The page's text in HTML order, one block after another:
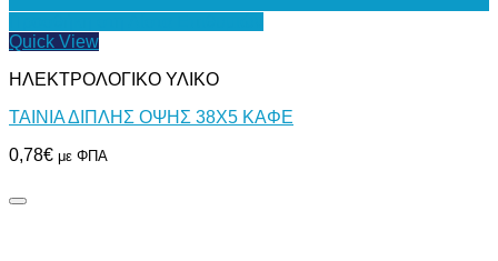
Quick View
ΗΛΕΚΤΡΟΛΟΓΙΚΟ ΥΛΙΚΟ
ΤΑΙΝΙΑ ΔΙΠΛΗΣ ΟΨΗΣ 38Χ5 ΚΑΦΕ
0,78€ με ΦΠΑ